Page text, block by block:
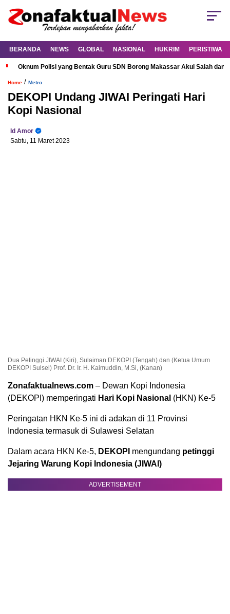
BERANDA NEWS GLOBAL NASIONAL HUKRIM PERISTIWA
Oknum Polisi yang Bentak Guru SDN Borong Makassar Akui Salah dan
Home / Metro
DEKOPI Undang JIWAI Peringati Hari
Kopi Nasional
Id Amor
Sabtu, 11 Maret 2023
Dua Petinggi JIWAI (Kiri), Sulaiman DEKOPI (Tengah) dan (Ketua Umum
DEKOPI Sulsel) Prof. Dr. Ir. H. Kaimuddin, M.Si, (Kanan)
Zonafaktualnews.com – Dewan Kopi Indonesia
(DEKOPI) memperingati Hari Kopi Nasional (HKN) Ke-5
Peringatan HKN Ke-5 ini di adakan di 11 Provinsi
Indonesia termasuk di Sulawesi Selatan
Dalam acara HKN Ke-5, DEKOPI mengundang petinggi
Jejaring Warung Kopi Indonesia (JIWAI)
ADVERTISEMENT